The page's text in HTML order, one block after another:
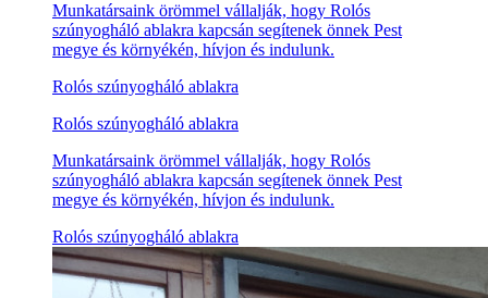
Munkatársaink örömmel vállalják, hogy Rolós
szúnyogháló ablakra kapcsán segítenek önnek Pest
megye és környékén, hívjon és indulunk.
Rolós szúnyogháló ablakra
Rolós szúnyogháló ablakra
Munkatársaink örömmel vállalják, hogy Rolós
szúnyogháló ablakra kapcsán segítenek önnek Pest
megye és környékén, hívjon és indulunk.
Rolós szúnyogháló ablakra